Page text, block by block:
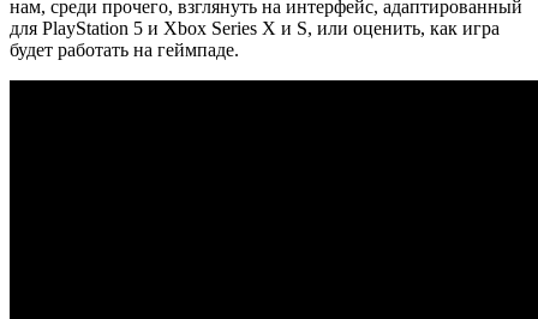
нам, среди прочего, взглянуть на интерфейс, адаптированный
для PlayStation 5 и Xbox Series X и S, или оценить, как игра
будет работать на геймпаде.